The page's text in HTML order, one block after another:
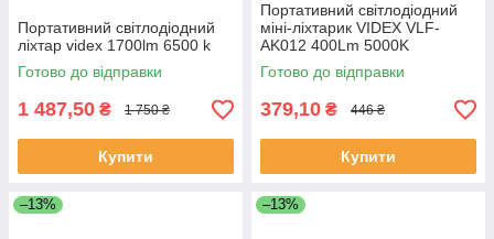
Портативний світлодіодний
ліхтар videx 1700lm 6500 k
Готово до відправки
1 487,50 ₴ 1 750 ₴
Купити
Портативний світлодіодний
міні-ліхтарик VIDEX VLF-
AK012 400Lm 5000K
Готово до відправки
379,10 ₴ 446 ₴
Купити
–13% –13%